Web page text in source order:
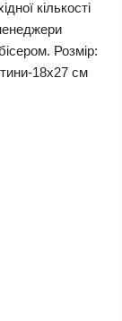
кількості
Розмір:
18х27 см